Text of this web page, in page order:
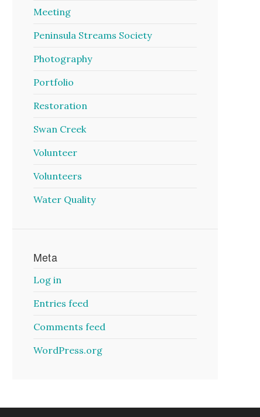
Meeting
Peninsula Streams Society
Photography
Portfolio
Restoration
Swan Creek
Volunteer
Volunteers
Water Quality
Meta
Log in
Entries feed
Comments feed
WordPress.org